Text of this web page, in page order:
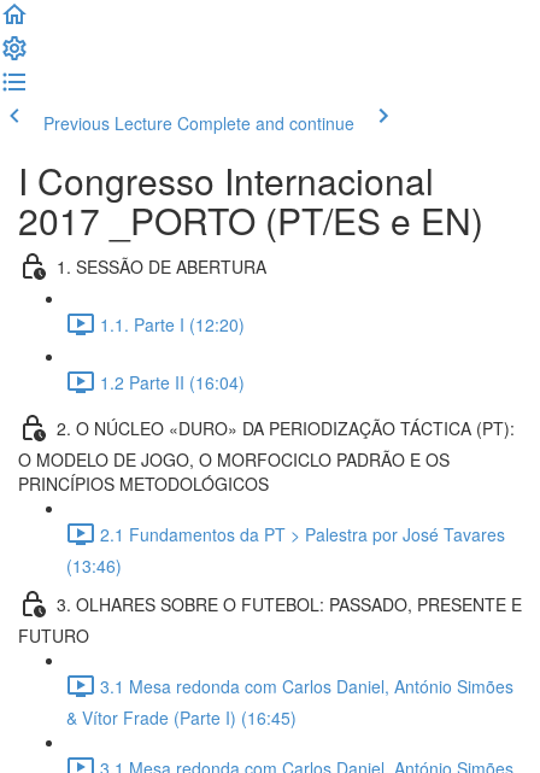
Previous Lecture Complete and continue
I Congresso Internacional
2017 _PORTO (PT/ES e EN)
1. SESSÃO DE ABERTURA
1.1. Parte I (12:20)
1.2 Parte II (16:04)
2. O NÚCLEO «DURO» DA PERIODIZAÇÃO TÁCTICA (PT):
O MODELO DE JOGO, O MORFOCICLO PADRÃO E OS
PRINCÍPIOS METODOLÓGICOS
2.1 Fundamentos da PT > Palestra por José Tavares
(13:46)
3. OLHARES SOBRE O FUTEBOL: PASSADO, PRESENTE E
FUTURO
3.1 Mesa redonda com Carlos Daniel, António Simões
& Vítor Frade (Parte I) (16:45)
3.1 Mesa redonda com Carlos Daniel, António Simões